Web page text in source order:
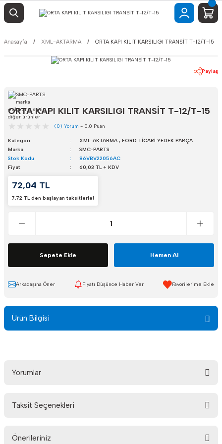
Anasayfa XML-AKTARMA ORTA KAPI KILIT KARSILIGI TRANSİT T-12/T-15
Paylaş
ORTA KAPI KILIT KARSILIGI TRANSİT T-12/T-15
(0) Yorum - 0.0 Puan
Kategori XML-AKTARMA , FORD TİCARİ YEDEK PARÇA
Marka
SMC-PARTS
Stok Kodu
86VBV22056AC
Fiyat
60,03 TL + KDV
72,04 TL
7,72 TL den başlayan taksitlerle!
Sepete Ekle Hemen Al
Arkadaşına Öner Fiyatı Düşünce Haber Ver
Ürün Bilgisi
Yorumlar
Taksit Seçenekleri
Önerileriniz